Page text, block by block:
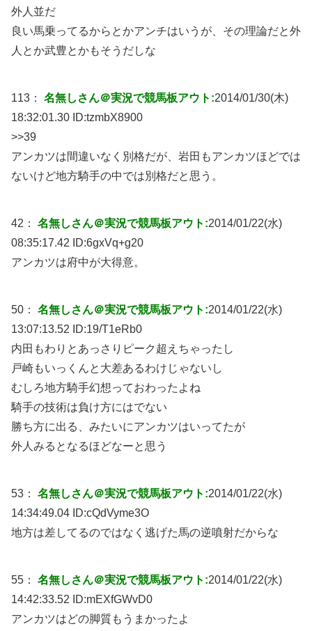
外人並だ
良い馬乗ってるからとかアンチはいうが、その理論だと外
人とか武豊とかもそうだしな
113： 名無しさん＠実況で競馬板アウト:2014/01/30(木)
18:32:01.30 ID:tzmbX8900
>>39
アンカツは間違いなく別格だが、岩田もアンカツほどでは
ないけど地方騎手の中では別格だと思う。
42： 名無しさん＠実況で競馬板アウト:2014/01/22(水)
08:35:17.42 ID:6gxVq+g20
アンカツは府中が大得意。
50： 名無しさん＠実況で競馬板アウト:2014/01/22(水)
13:07:13.52 ID:19/T1eRb0
内田もわりとあっさりピーク超えちゃったし
戸崎もいっくんと大差あるわけじゃないし
むしろ地方騎手幻想っておわったよね
騎手の技術は負け方にはでない
勝ち方に出る、みたいにアンカツはいってたが
外人みるとなるほどなーと思う
53： 名無しさん＠実況で競馬板アウト:2014/01/22(水)
14:34:49.04 ID:cQdVyme3O
地方は差してるのではなく逃げた馬の逆噴射だからな
55： 名無しさん＠実況で競馬板アウト:2014/01/22(水)
14:42:33.52 ID:mEXfGWvD0
アンカツはどの脚質もうまかったよ